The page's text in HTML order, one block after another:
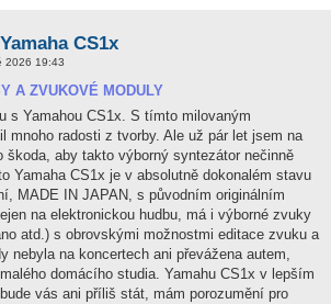
CS1x
2026 19:43
A ZVUKOVÉ MODULY
s Yamahou CS1x. S tímto milovaným
mnoho radosti z tvorby. Ale už pár let jsem na
škoda, aby takto výborný syntezátor nečinně
Yamaha CS1x je v absolutně dokonalém stavu
MADE IN JAPAN, s původním originálním
na elektronickou hudbu, má i výborné zvuky
atd.) s obrovskými možnostmi editace zvuku a
nebyla na koncertech ani převážena autem,
domácího studia. Yamahu CS1x v lepším
vás ani příliš stát, mám porozumění pro